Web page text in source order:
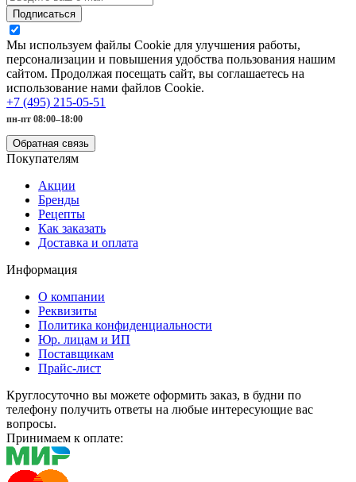
Подписаться
Мы используем файлы Cookie для улучшения работы,
персонализации и повышения удобства пользования нашим
сайтом. Продолжая посещать сайт, вы соглашаетесь на
использование нами файлов Cookie.
+7 (495) 215-05-51
пн-пт 08:00–18:00
Обратная связь
Покупателям
Акции
Бренды
Рецепты
Как заказать
Доставка и оплата
Информация
О компании
Реквизиты
Политика конфиденциальности
Юр. лицам и ИП
Поставщикам
Прайс-лист
Круглосуточно вы можете оформить заказ, в будни по
телефону получить ответы на любые интересующие вас
вопросы.
Принимаем к оплате: